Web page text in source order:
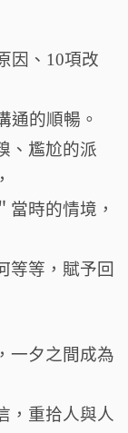
因、10項改
通的順暢。
、尷尬的派
當時的情境，
等等，賦予回
一夕之間成為
，重拾人與人